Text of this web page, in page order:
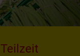
Teilzeit